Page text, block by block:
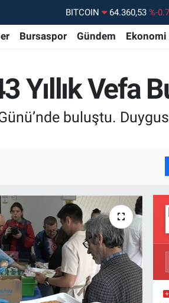
DOLAR 47,7069
EURO
55,0265 %0.01
GRAM ALTIN
6618.49 %2.12
BİST100
13.887
BITCOIN
64.360,53 %-
Bursaspor Gündem Ekonomi
Yıllık Vefa
buluştu.